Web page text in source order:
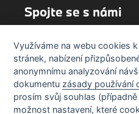
Spojte se s námi
Využíváme na webu cookies
stránek, nabízení
anonymnímu analyzování
dokumentu zásady používání
prosím svůj souhlas
možnost nastavení, které